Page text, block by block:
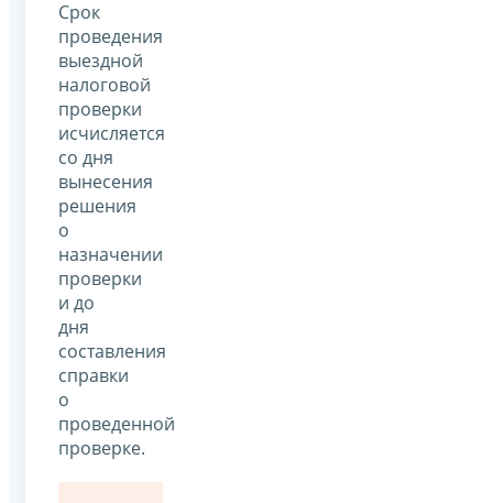
Срок
проведения
выездной
налоговой
проверки
исчисляется
со дня
вынесения
решения
о
назначении
проверки
и до
дня
составления
справки
о
проведенной
проверке.